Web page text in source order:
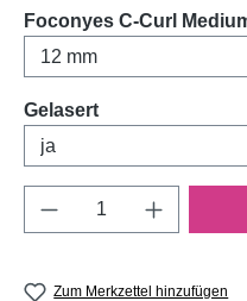
Foconyes C-Curl
Gelasertauswählen
Produkt Anzahl:
Zum Merkzettel hinzufügen